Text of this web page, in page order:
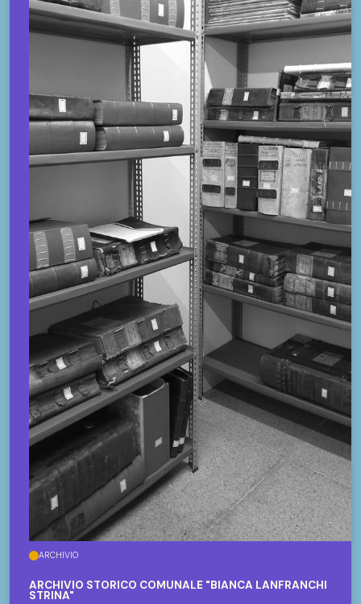
ARCHIVIO
ARCHIVIO STORICO COMUNALE "BIANCA LANFRANCHI
STRINA"